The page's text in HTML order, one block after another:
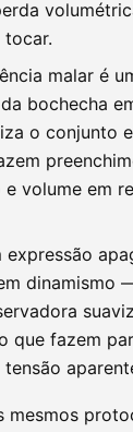
tocar.
malar é
bochecha
o conjunto
volume em
expressão
dinamismo
que fazem
mesmos